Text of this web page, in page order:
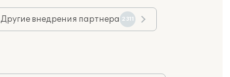
Другие внедрения партнера 2311